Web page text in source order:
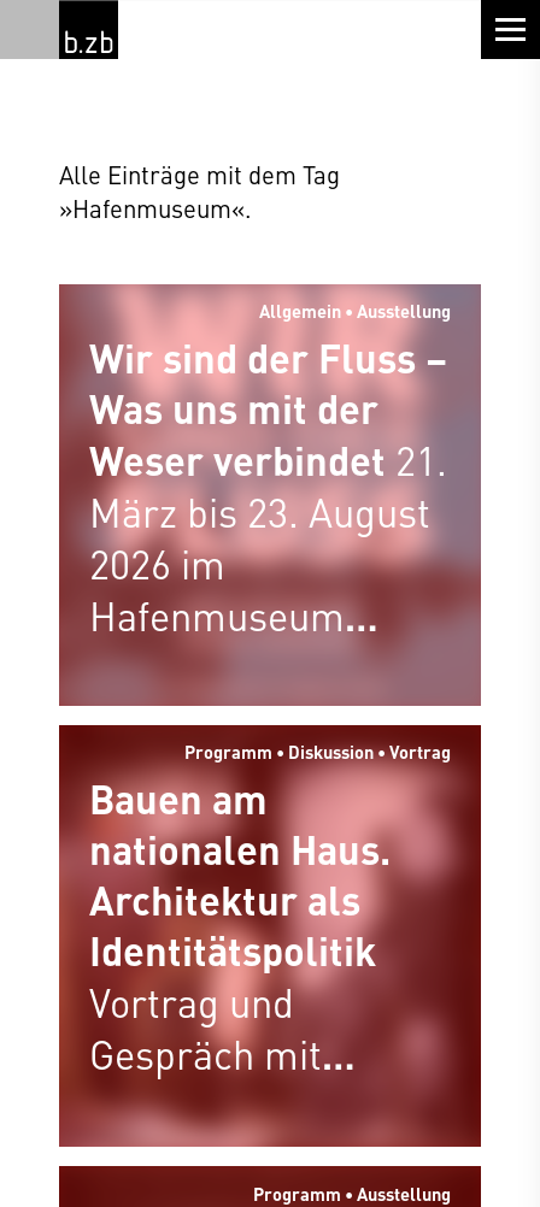
Alle Einträge mit dem Tag
»Hafenmuseum«.
Allgemein • Ausstellung
Wir sind der Fluss –
Was uns mit der
Weser verbindet 21.
März bis 23. August
2026 im
Hafenmuseum
Bremen
Programm • Diskussion • Vortrag
Bauen am
nationalen Haus.
Architektur als
Identitätspolitik
Vortrag und
Gespräch mit
Philipp Oswalt,
Architekt und
Programm • Ausstellung